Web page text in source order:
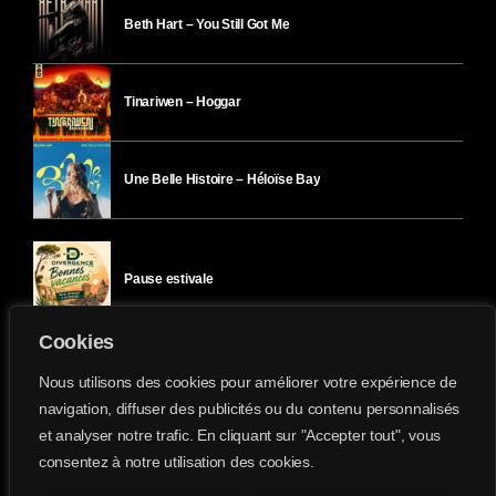
Cookies
Nous utilisons des cookies pour améliorer votre expérience de
navigation, diffuser des publicités ou du contenu personnalisés
et analyser notre trafic. En cliquant sur "Accepter tout", vous
consentez à notre utilisation des cookies.
Beth Hart – You Still Got Me
Tinariwen – Hoggar
Une Belle Histoire – Héloïse Bay
Pause estivale
Ici l’Ombre – mardi 28 juillet